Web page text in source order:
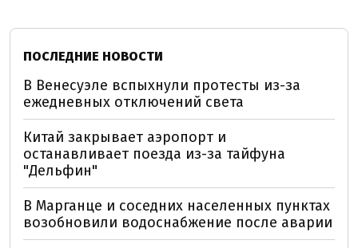
ПОСЛЕДНИЕ НОВОСТИ
В Венесуэле вспыхнули протесты из-за
ежедневных отключений света
Китай закрывает аэропорт и
останавливает поезда из-за тайфуна
"Дельфин"
В Марганце и соседних населенных пунктах
возобновили водоснабжение после аварии